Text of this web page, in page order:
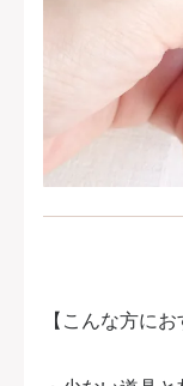
【こんな方にお